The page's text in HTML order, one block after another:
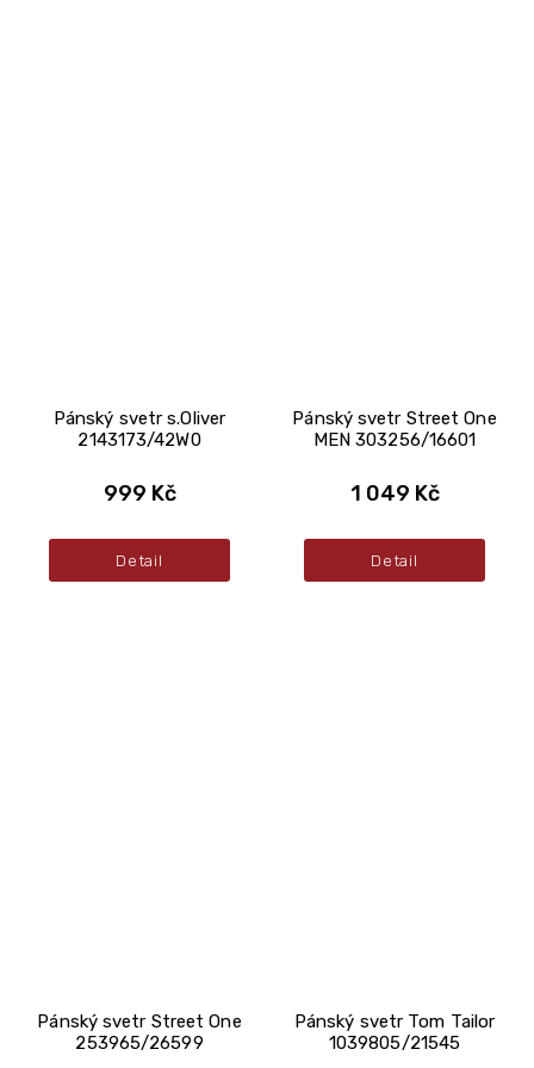
Pánský svetr s.Oliver
2143173/42W0
999 Kč
Detail
Pánský svetr Street One
MEN 303256/16601
1 049 Kč
Detail
Pánský svetr Street One
253965/26599
Pánský svetr Tom Tailor
1039805/21545